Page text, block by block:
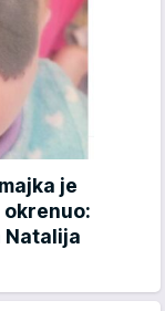
je
Natalija